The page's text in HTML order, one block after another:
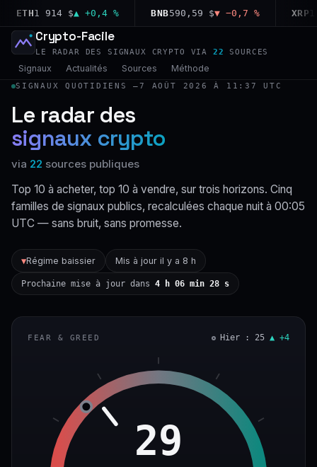
1 914 $▲ +0,4 % BNB590,59 $▼ −0,7 % XRP
Crypto-Facile
LE RADAR DES SIGNAUX CRYPTO VIA 22 SOURCES
Signaux Actualités Sources Méthode
SIGNAUX QUOTIDIENS —7 AOÛT 2026 À 11:37 UTC
Le radar des
signaux crypto
via 22 sources publiques
Top 10 à acheter, top 10 à vendre, sur trois horizons. Cinq
familles de signaux publics, recalculées chaque nuit à 00:05
UTC — sans bruit, sans promesse.
▼Régime baissier Mis à jour il y a 8 h
Prochaine mise à jour dans 4 h 06 min 27 s
FEAR & GREED Hier : 25 ▲ +4
29